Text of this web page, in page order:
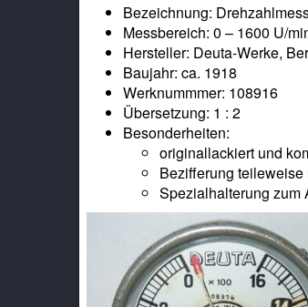
Bezeichnung:
Messbereich: 0 – 1600 U/
Hersteller: Deuta-Werke,
Baujahr: ca. 1918
Werknummmer: 108916
Übersetzung: 1 : 2
Besonderheiten:
originallackiert und
Bezifferung
Spezialhalterung zum